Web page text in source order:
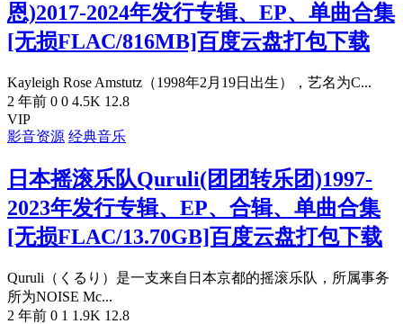
恩)2017-2024年发行专辑、EP、单曲合集
[无损FLAC/816MB]百度云盘打包下载
Kayleigh Rose Amstutz（1998年2月19日出生），艺名为C...
2 年前 0 0 4.5K 12.8
VIP
影音资源 经典音乐
日本摇滚乐队Quruli(团团转乐团)1997-
2023年发行专辑、EP、合辑、单曲合集
[无损FLAC/13.70GB]百度云盘打包下载
Quruli（くるり）是一支来自日本京都的摇滚乐队，所属事务
所为NOISE Mc...
2 年前 0 1 1.9K 12.8